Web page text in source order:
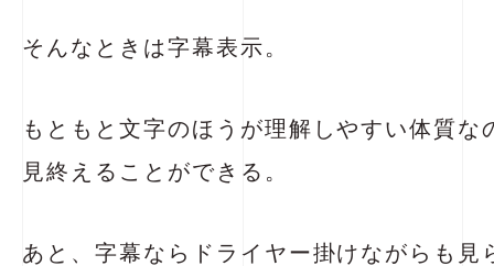
そんなときは字幕表示。
もともと文字のほうが理解しやすい体質な
見終えることができる。
あと、字幕ならドライヤー掛けながらも